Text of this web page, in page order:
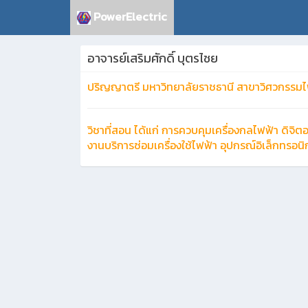
PowerElectric
อาจารย์เสริมศักดิ์ บุตรไชย
ปริญญาตรี มหาวิทยาลัยราชธานี สาขาวิศวกรรม
วิชาที่สอน ได้แก่ การควบคุมเครื่องกลไฟฟ้า ดิจิต
งานบริการซ่อมเครื่องใช้ไฟฟ้า อุปกรณ์อิเล็กทรอนิ